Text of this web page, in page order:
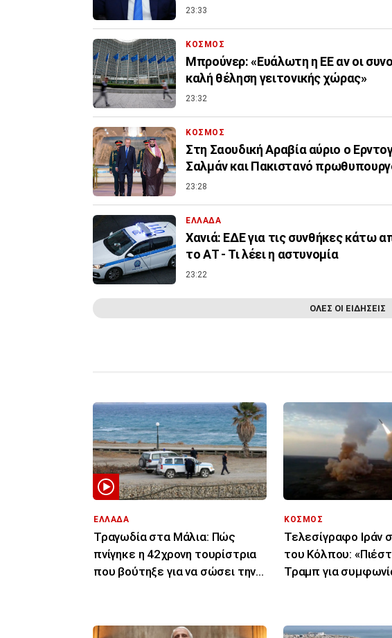
23:33
ΚΟΣΜΟΣ
Μπρούνερ: «Ευάλωτη η ΕΕ αν οι
καλή θέληση γειτονικής χώρας»
23:32
ΚΟΣΜΟΣ
Στη Σαουδική Αραβία αύριο ο
Σαλμάν και Πακιστανό
23:28
ΕΛΛΑΔΑ
Χανιά: ΕΔΕ για τις συνθήκες κάτω
το ΑΤ - Τι λέει η αστυνομία
23:22
ΟΛΕΣ ΟΙ ΕΙΔΗΣΕΙΣ
ΕΛΛΑΔΑ
Τραγωδία στα Μάλια: Πώς
πνίγηκε η 42χρονη τουρίστρια
που βούτηξε για να σώσει την
ΚΟΣΜΟΣ
Τελεσίγραφο Ιράν
του Κόλπου:
Τραμπ για